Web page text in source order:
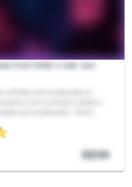
from dolly`s club .exe
R$99